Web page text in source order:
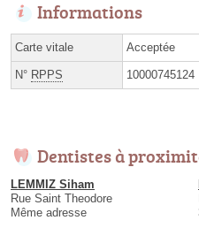
Informations
Carte vitale Acceptée
N° RPPS 10000745124
Dentistes à
LEMMIZ Siham
Rue Saint Theodore
Même adresse